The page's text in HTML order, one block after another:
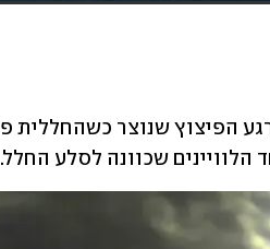
שכוונה לסלע החלל.